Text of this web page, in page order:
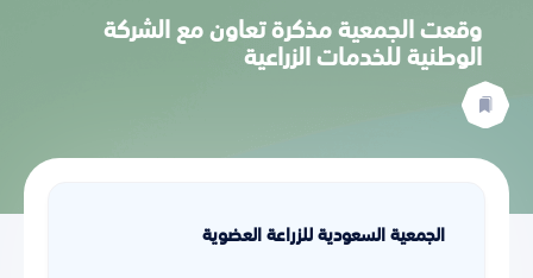
وقعت الجمعية مذكرة تعاون مع الشركة
الوطنية للخدمات الزراعية
الجمعية السعودية للزراعة العضوية